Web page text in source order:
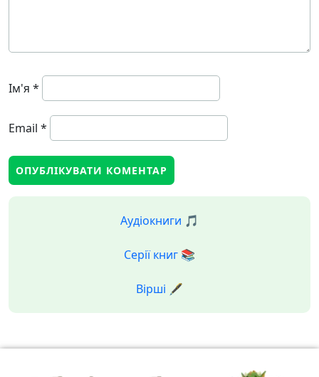
Ім'я *
Email *
Аудіокниги 🎵
Серії книг 📚
Вірші 🖋️